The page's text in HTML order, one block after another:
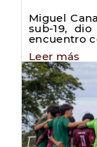
Miguel
sub-19,
encuentro
Leer más